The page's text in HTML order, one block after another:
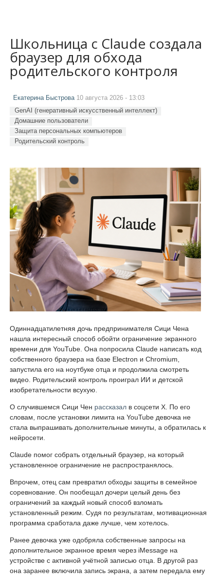
Школьница с Claude создала
браузер для обхода
родительского контроля
Екатерина Быстрова 10 августа 2026 - 13:03
GenAI (генеративный искусственный интеллект)
Домашние пользователи
Защита персональных компьютеров
Родительский контроль
Одиннадцатилетняя дочь предпринимателя Сици Чена
нашла интересный способ обойти ограничение экранного
времени для YouTube. Она попросила Claude написать код
собственного браузера на базе Electron и Chromium,
запустила его на ноутбуке отца и продолжила смотреть
видео. Родительский контроль проиграл ИИ и детской
изобретательности всухую.
О случившемся Сици Чен рассказал в соцсети X. По его
словам, после установки лимита на YouTube девочка не
стала выпрашивать дополнительные минуты, а обратилась к
нейросети.
Claude помог собрать отдельный браузер, на который
установленное ограничение не распространялось.
Впрочем, отец сам превратил обходы защиты в семейное
соревнование. Он пообещал дочери целый день без
ограничений за каждый новый способ взломать
установленный режим. Судя по результатам, мотивационная
программа сработала даже лучше, чем хотелось.
Ранее девочка уже одобряла собственные запросы на
дополнительное экранное время через iMessage на
устройстве с активной учётной записью отца. В другой раз
она заранее включила запись экрана, а затем передала ему